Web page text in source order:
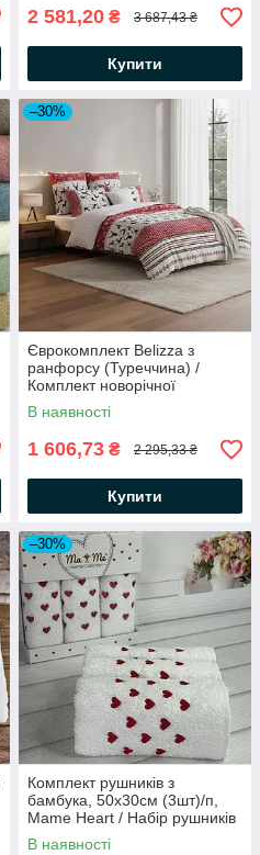
2 581,20 ₴ 3 687,43 ₴
Купити
–30%
Єврокомплект Belizza з
ранфорсу (Туреччина) /
Комплект новорічної
постільної білизни
В наявності
1 606,73 ₴ 2 295,33 ₴
Купити
–30%
Комплект рушників з
бамбука, 50х30см (3шт)/п,
Mame Heart / Набір рушників
/ Кухонні рушники
В наявності